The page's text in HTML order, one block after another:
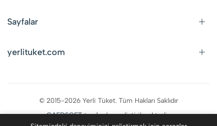
Sayfalar
yerlituket.com
© 2015-2026 Yerli Tüket. Tüm Hakları Saklıdır
CAFDSOFTtarafından geliştirilmektedir.